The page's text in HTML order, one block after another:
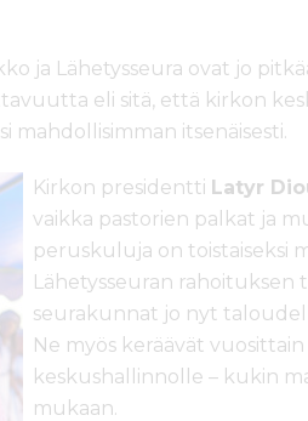
ja Lähetysseura ovat jo
eli sitä, että kirkon
mahdollisimman itsenäisesti.
Kirkon presidentti Latyr
vaikka pastorien palkat ja
peruskuluja on toistaiseksi
Lähetysseuran rahoituksen
seurakunnat jo nyt
Ne myös keräävät
keskushallinnolle – kukin
mukaan.